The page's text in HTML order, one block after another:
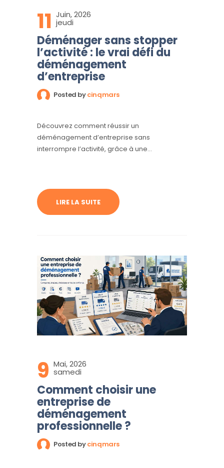
11 Juin, 2026
jeudi
Déménager sans stopper
l’activité : le vrai défi du
déménagement
d’entreprise
Posted bycinqmars
Découvrez comment réussir un
déménagement d’entreprise sans
interrompre l’activité, grâce à une
LIRE LA SUITE
9 Mai, 2026
samedi
Comment choisir une
entreprise de
déménagement
professionnelle ?
Posted bycinqmars